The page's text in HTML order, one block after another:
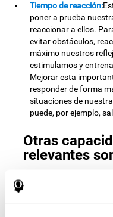
Tiempo de reacción:
poner a prueba
reaccionar a ellos.
evitar obstáculos,
máximo nuestros
estimulamos y
Mejorar esta
responder de forma
situaciones de
puede, por ejemplo,
Otras
relevantes
Para